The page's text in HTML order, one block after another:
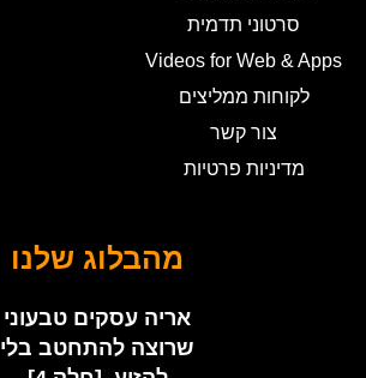
סרטוני תדמית
Videos for Web & Apps
לקוחות ממליצים
צור קשר
מדיניות פרטיות
מהבלוג שלנו
אריה עסקים טבעוני
שרוצה להתחטב בלי